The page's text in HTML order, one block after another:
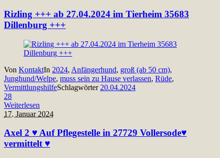
Rizling +++ ab 27.04.2024 im Tierheim 35683
Dillenburg +++
Von KontaktIn 2024, Anfängerhund, groß (ab 50 cm),
Junghund/Welpe, muss sein zu Hause verlassen, Rüde,
VermittlungshilfeSchlagwörter 20.04.2024
28
Weiterlesen
17. Januar 2024
Axel 2 ♥ Auf Pflegestelle in 27729 Vollersode♥
vermittelt ♥